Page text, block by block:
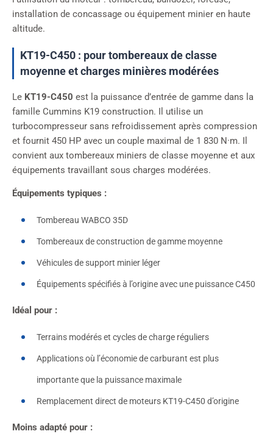
installation de concassage ou équipement minier en haute
altitude.
KT19-C450 : pour tombereaux de classe
moyenne et charges minières modérées
Le KT19-C450 est la puissance d’entrée de gamme dans la
famille Cummins K19 construction. Il utilise un
turbocompresseur sans refroidissement après compression
et fournit 450 HP avec un couple maximal de 1 830 N·m. Il
convient aux tombereaux miniers de classe moyenne et aux
équipements travaillant sous charges modérées.
Équipements typiques :
Tombereau WABCO 35D
Tombereaux de construction de gamme moyenne
Véhicules de support minier léger
Équipements spécifiés à l’origine avec une puissance C450
Idéal pour :
Terrains modérés et cycles de charge réguliers
Applications où l’économie de carburant est plus
importante que la puissance maximale
Remplacement direct de moteurs KT19-C450 d’origine
Moins adapté pour :